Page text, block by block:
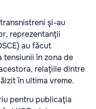
şi-au
reprezentanţii
au făcut
tensiunii în zona de
relaţiile dintre
în ultima vreme.
pentru publicaţia